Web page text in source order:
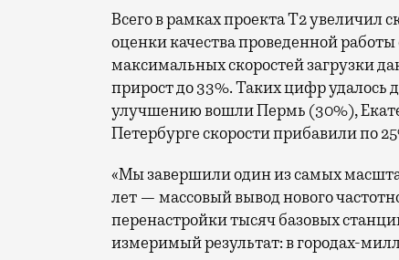
Всего в рамках проекта Т2 увеличил
оценки качества проведенной
максимальных скоростей загрузки
прирост до 33%. Таких цифр удалось
улучшению вошли Пермь (30%),
Петербурге скорости прибавили по
«Мы завершили один из самых
лет — массовый вывод нового
перенастройки тысяч базовых
измеримый результат: в городах-